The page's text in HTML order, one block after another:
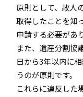
原則として、故人
取得したことを知
申請する必要があ
また、遺産分割協
日から3年以内に
うのが原則です。
これらに違反した